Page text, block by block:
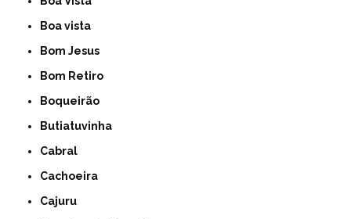
Boa vista
Bom Jesus
Bom Retiro
Boqueirão
Butiatuvinha
Cabral
Cachoeira
Cajuru